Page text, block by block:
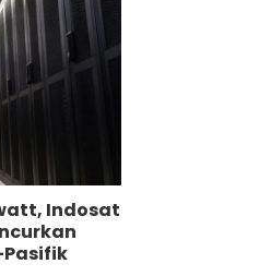
Indosat
Pasifik